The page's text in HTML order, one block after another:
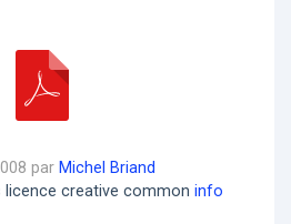
par Michel Briand
creative common info